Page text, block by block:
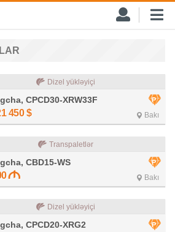
Dizel yükləyiçi
CPCD30-XRW33F
450 $ Bakı
Transpaletlər
CBD15-WS
Bakı
Dizel yükləyiçi
CPCD20-XRG2